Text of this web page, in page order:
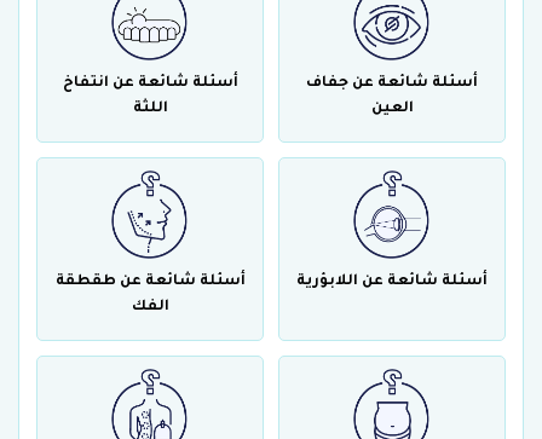
أسئلة شائعة عن جفاف
العين
أسئلة شائعة عن انتفاخ
اللثة
أسئلة شائعة عن اللابؤرية
أسئلة شائعة عن طقطقة
الفك